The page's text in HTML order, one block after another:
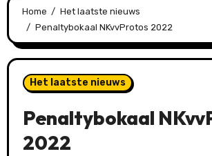
Home
Het laatste nieuws
Penaltybokaal NKvvProtos 2022
Het laatste nieuws
Penaltybokaal
2022